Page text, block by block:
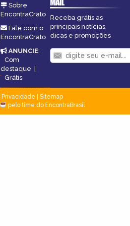
Sobre
EncontraCrato
Fale com o
EncontraCrato
ANUNCIE:
Com
destaque
Grátis
MAIL
Receba grátis as
principais notícias,
dicas e promoções
Privacidade
Sitemap
pelo time do EncontraBrasil